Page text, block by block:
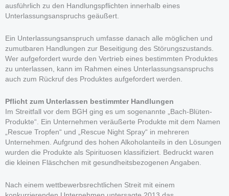
ausführlich zu den Handlungspflichten innerhalb eines
Unterlassungsanspruchs geäußert.
Ein Unterlassungsanspruch umfasse danach alle möglichen und
zumutbaren Handlungen zur Beseitigung des Störungszustands.
Wer aufgefordert wurde den Vertrieb eines bestimmten Produktes
zu unterlassen, kann im Rahmen eines Unterlassungsanspruchs
auch zum Rückruf des Produktes aufgefordert werden.
Pflicht zum Unterlassen bestimmter Handlungen
Im Streitfall vor dem BGH ging es um sogenannte „Bach-Blüten-
Produkte“. Ein Unternehmen veräußerte Produkte mit dem Namen
„Rescue Tropfen“ und „Rescue Night Spray“ in mehreren
Unternehmen. Aufgrund des hohen Alkoholanteils in den Lösungen
wurden die Produkte als Spirituosen klassifiziert. Bedruckt waren
die kleinen Fläschchen mit gesundheitsbezogenen Angaben.
Nach einem wettbewerbsrechtlichen Streit mit einem